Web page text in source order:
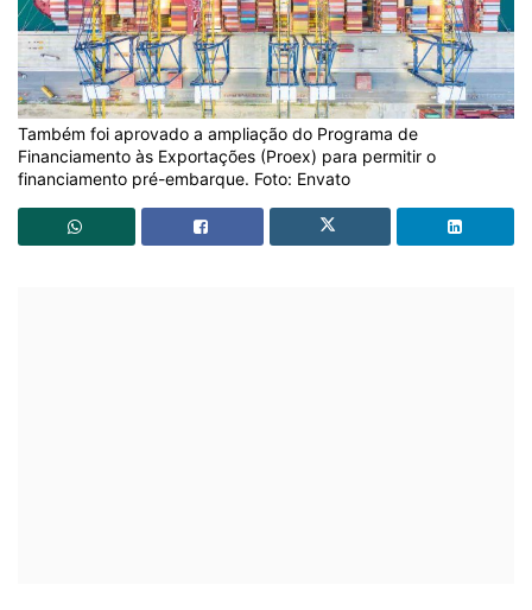
Também foi aprovado a ampliação do Programa de
Financiamento às Exportações (Proex) para permitir o
financiamento pré-embarque. Foto: Envato